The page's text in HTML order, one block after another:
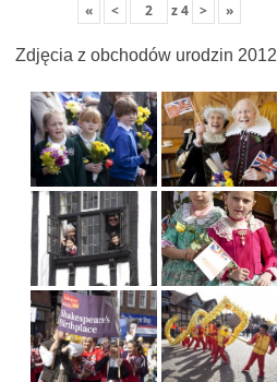
« < z4 > »
Zdjęcia z obchodów urodzin 2012